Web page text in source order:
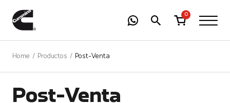
0
Home Productos Post-Venta
Post-Venta